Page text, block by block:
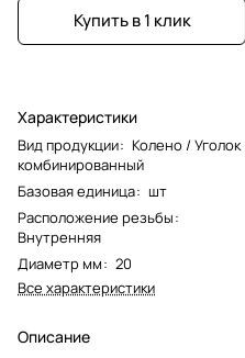
Купить в 1 клик
Характеристики
Вид продукции: Колено / Уголок
комбинированный
Базовая единица: шт
Расположение резьбы:
Внутренняя
Диаметр мм: 20
Все характеристики
Описание